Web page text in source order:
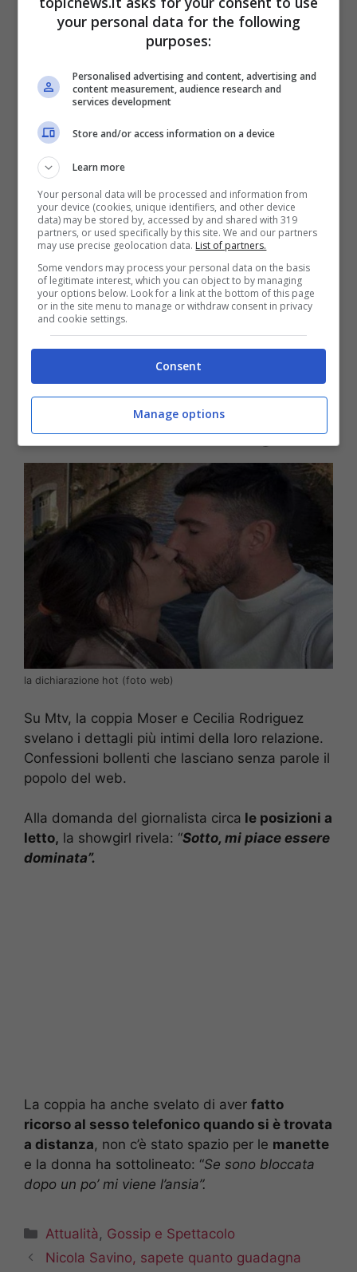
Instagram. Altrimenti avrei fatto un Instagram
con il mio fidanzato”.
Il suo amore per l’uomo è intramontabile e la
Rodriguez ha fatto una confessione molto
intima che ha lasciato senza parole il popolo del
web.
La confessione della
bella Cecilia Rodriguez
la dichiarazione hot (foto web)
Su Mtv, la coppia Moser e Cecilia Rodriguez
svelano i dettagli più intimi della loro relazione.
Confessioni bollenti che lasciano senza parole il
popolo del web.
Alla domanda del giornalista circa le posizioni a
letto, la showgirl rivela: “Sotto, mi piace essere
dominata”.
La coppia ha anche svelato di aver fatto
ricorso al sesso telefonico quando si è trovata
a distanza, non c’è stato spazio per le manette
e la donna ha sottolineato: “Se sono bloccata
dopo un po’ mi viene l’ansia”.
Categorie
Attualità , Gossip e Spettacolo
Nicola Savino, sapete quanto guadagna
your personal data for the following
purposes:
Personalised advertising and content, advertising and
content measurement, audience research and
services development
Store and/or access information on a device
Learn more
Your personal data will be processed and information from
your device (cookies, unique identifiers, and other device
data) may be stored by, accessed by and shared with 319
partners, or used specifically by this site. We and our partners
may use precise geolocation data. List of partners.
Some vendors may process your personal data on the basis
of legitimate interest, which you can object to by managing
your options below. Look for a link at the bottom of this page
or in the site menu to manage or withdraw consent in privacy
and cookie settings.
Consent
Manage options